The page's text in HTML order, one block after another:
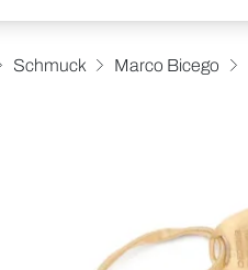
Schmuck Marco Bicego